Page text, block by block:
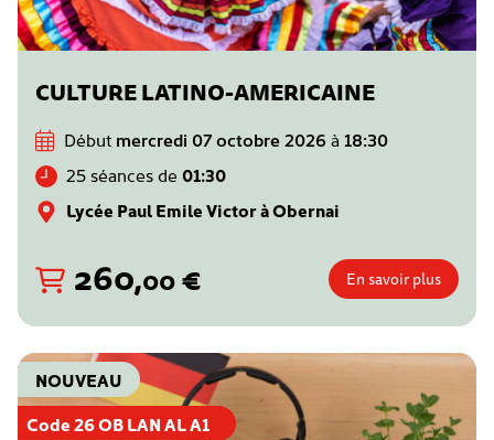
CULTURE LATINO-AMERICAINE
Début mercredi 07 octobre 2026 à 18:30
25 séances de 01:30
Lycée Paul Emile Victor à Obernai
260,00€ En savoir plus
Code 26 OB LAN AL A1
NOUVEAU